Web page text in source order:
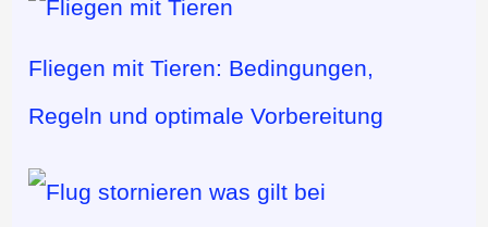
Fliegen mit Tieren: Bedingungen,
Regeln und optimale Vorbereitung